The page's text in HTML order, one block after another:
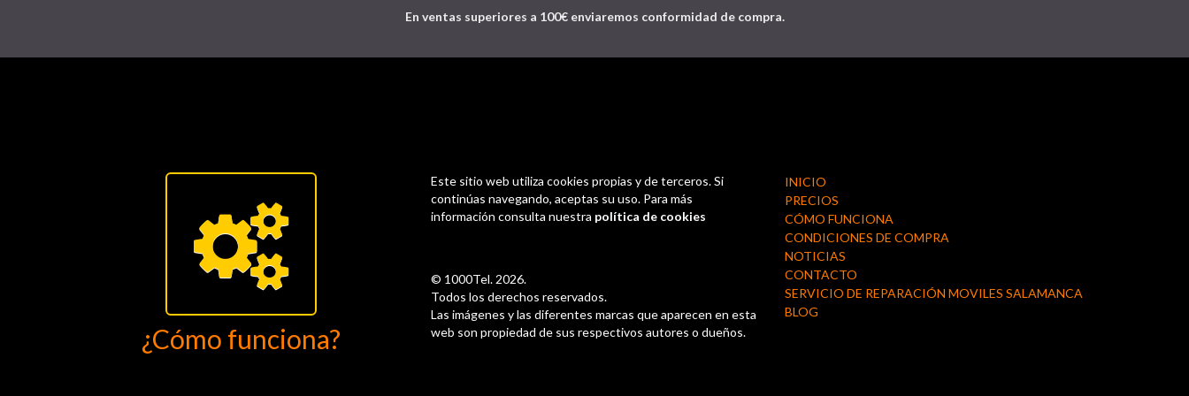
En ventas superiores a 100€ enviaremos conformidad de compra.
¿Cómo funciona?
Este sitio web utiliza cookies propias y de terceros. Si
continúas navegando, aceptas su uso. Para más
información consulta nuestra política de cookies
© 1000Tel. 2026.
Todos los derechos reservados.
Las imágenes y las diferentes marcas que aparecen en esta
web son propiedad de sus respectivos autores o dueños.
INICIO
PRECIOS
CÓMO FUNCIONA
CONDICIONES DE COMPRA
NOTICIAS
CONTACTO
SERVICIO DE REPARACIÓN MOVILES SALAMANCA
BLOG